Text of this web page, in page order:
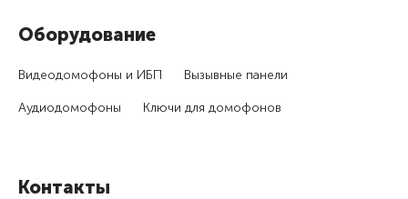
Оборудование
Видеодомофоны и ИБП Вызывные панели
Аудиодомофоны Ключи для домофонов
Контакты